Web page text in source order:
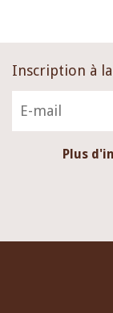
Inscription à
Plus